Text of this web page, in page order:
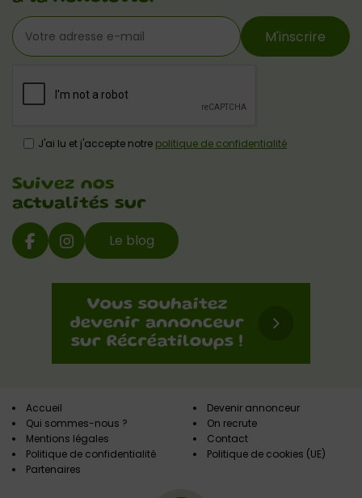
M'inscrire
J'ai lu et j'accepte notre politique de confidentialité
Suivez nos
actualités sur
Le blog
Accueil
Qui sommes-nous ?
Mentions légales
Politique de confidentialité
Partenaires
Devenir annonceur
On recrute
Contact
Politique de cookies (UE)